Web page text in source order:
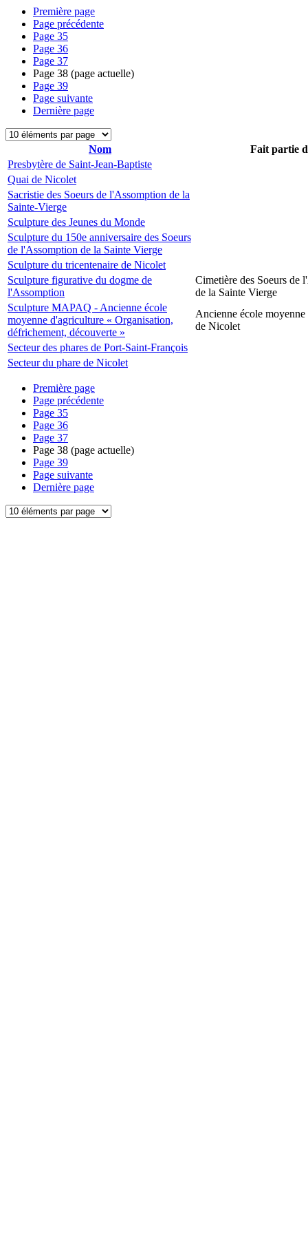
Première page
Page précédente
Page 35
Page 36
Page 37
Page 38 (page actuelle)
Page 39
Page suivante
Dernière page
Nom
Fait partie
Presbytère de Saint-Jean-Baptiste
Quai de Nicolet
Sacristie des Soeurs de l'Assomption de la
Sainte-Vierge
Sculpture des Jeunes du Monde
Sculpture du 150e anniversaire des Soeurs
de l'Assomption de la Sainte Vierge
Sculpture du tricentenaire de Nicolet
Sculpture figurative du dogme de
l'Assomption
Cimetière des Soeurs de
de la Sainte Vierge
Sculpture MAPAQ - Ancienne école
moyenne d'agriculture « Organisation,
défrichement, découverte »
Ancienne école
de Nicolet
Secteur des phares de Port-Saint-François
Secteur du phare de Nicolet
Première page
Page précédente
Page 35
Page 36
Page 37
Page 38 (page actuelle)
Page 39
Page suivante
Dernière page